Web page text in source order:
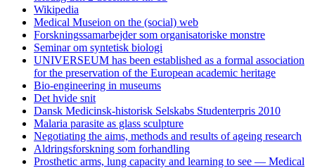
Wikipedia
Medical Museion on the (social) web
Forskningssamarbejder som organisatoriske monstre
Seminar om syntetisk biologi
UNIVERSEUM has been established as a formal association
for the preservation of the European academic heritage
Bio-engineering in museums
Det hvide snit
Dansk Medicinsk-historisk Selskabs Studenterpris 2010
Malaria parasite as glass sculpture
Negotiating the aims, methods and results of ageing research
Aldringsforskning som forhandling
Prosthetic arms, lung capacity and learning to see — Medical